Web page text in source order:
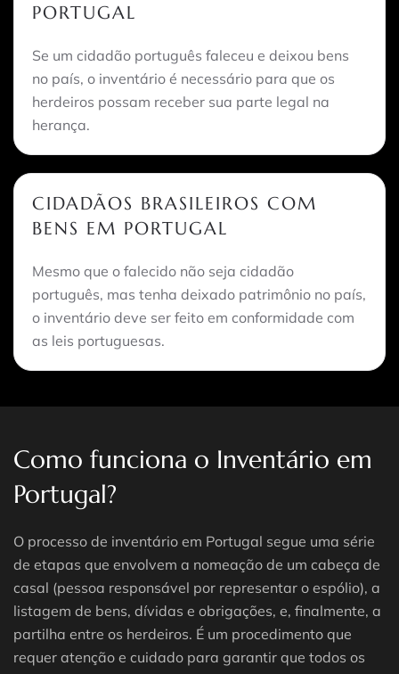
PORTUGAL
Se um cidadão português faleceu e deixou bens
no país, o inventário é necessário para que os
herdeiros possam receber sua parte legal na
herança.
CIDADÃOS BRASILEIROS COM
BENS EM PORTUGAL
Mesmo que o falecido não seja cidadão
português, mas tenha deixado patrimônio no país,
o inventário deve ser feito em conformidade com
as leis portuguesas.
Como funciona o Inventário em
Portugal?
O processo de inventário em Portugal segue uma série
de etapas que envolvem a nomeação de um cabeça de
casal (pessoa responsável por representar o espólio), a
listagem de bens, dívidas e obrigações, e, finalmente, a
partilha entre os herdeiros. É um procedimento que
requer atenção e cuidado para garantir que todos os